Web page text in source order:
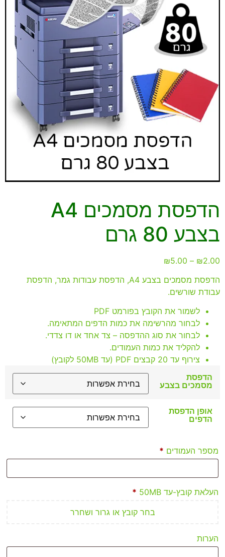
הדפסת מסמכים A4
בצבע 80 גרם
₪2.00
–
₪5.00
הדפסת מסמכים בצבע A4, הדפסת עבודות גמר, הדפסת
עבודת שורשים.
לשמור את הקובץ בפורמט PDF
לבחור מהרשימה את כמות הדפים המתאימה.
לבחור את סוג ההדפסה – צד אחד או דו צדדי.
להקליד את כמות העמודים.
צירוף עד 20 קבצים PDF (עד 50MB לקובץ)
הדפסת
מסמכים בצבע
אופן הדפסת
הדפים
מספר העמודים *
העלאת קובץ-עד 50MB
*
בחר קובץ או גרור ושחרר
הערות